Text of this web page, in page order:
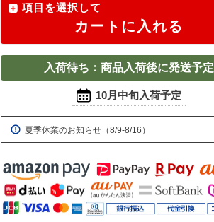
項目を選択して
カートに入れる
入荷待ち：商品入荷後に発送予定
10月中旬入荷予定
夏季休業のお知らせ（8/9-8/16）